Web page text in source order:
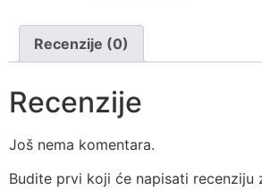
Recenzije (0)
Recenzije
Još nema komentara.
Budite prvi koji će napisati recenziju